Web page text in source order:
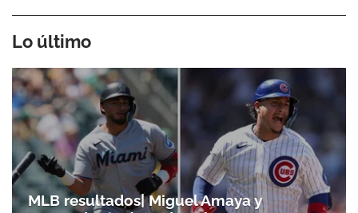
Lo último
MLB resultados| Miguel Amaya y